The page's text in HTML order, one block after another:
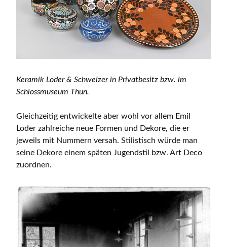
Keramik Loder & Schweizer in Privatbesitz bzw. im
Schlossmuseum Thun.
Gleichzeitig entwickelte aber wohl vor allem Emil
Loder zahlreiche neue Formen und Dekore, die er
jeweils mit Nummern versah. Stilistisch würde man
seine Dekore einem späten Jugendstil bzw. Art Deco
zuordnen.